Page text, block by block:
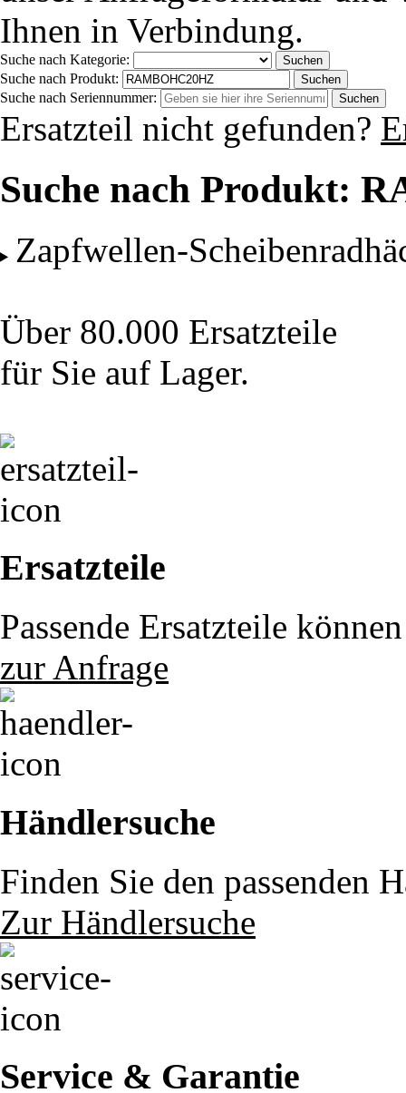
Ihnen in Verbindung.
Suche nach Kategorie:
Suche nach Produkt:
Suche nach Seriennummer:
Ersatzteil nicht gefunden?
Suche nach Produkt:
Zapfwellen-
Über 80.000 Ersatzteile
für Sie auf Lager.
Ersatzteile
Passende Ersatzteile
zur Anfrage
Händlersuche
Finden Sie den passenden
Zur Händlersuche
Service & Garantie